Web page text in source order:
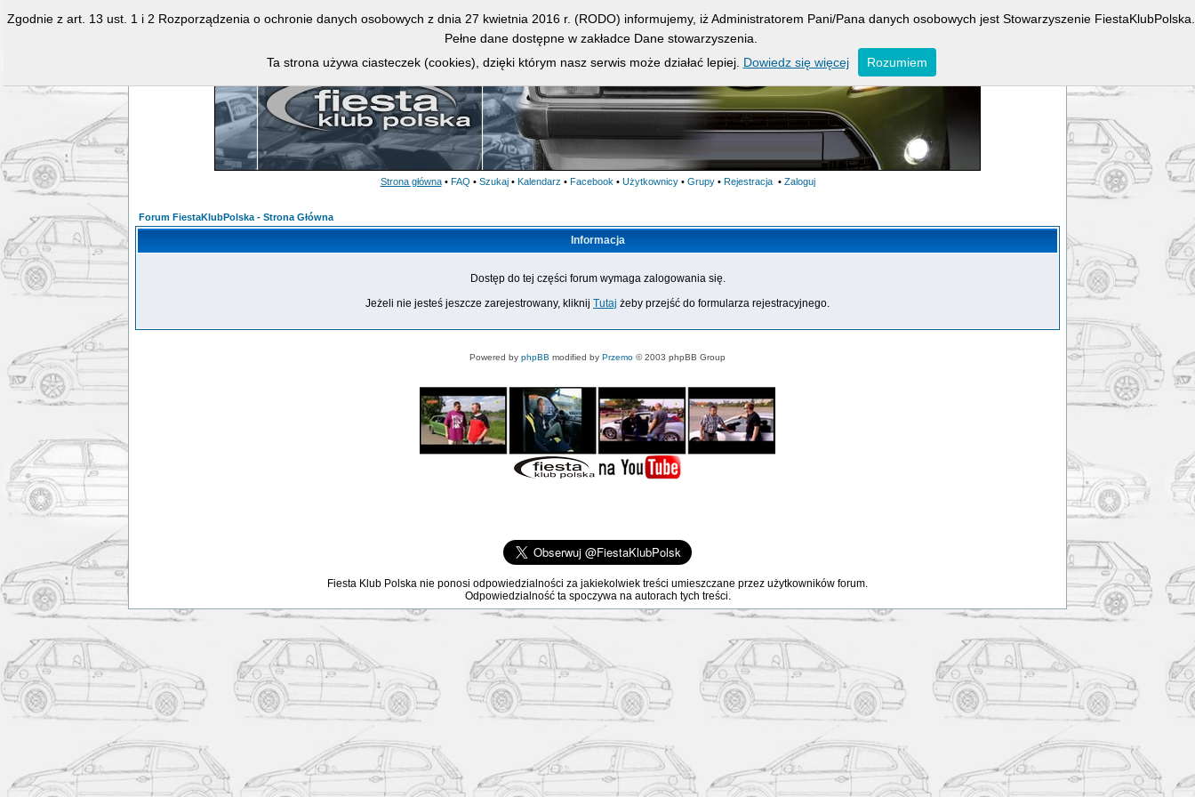
Strona główna • FAQ • Szukaj • Kalendarz • Facebook • Użytkownicy • Grupy • Rejestracja • Zaloguj
Forum FiestaKlubPolska - Strona Główna
Informacja
Dostęp do tej części forum wymaga zalogowania się.
Jeżeli nie jesteś jeszcze zarejestrowany, kliknij Tutaj żeby przejść do formularza rejestracyjnego.
Powered by phpBB modified by Przemo © 2003 phpBB Group
Fiesta Klub Polska nie ponosi odpowiedzialności za jakiekolwiek treści umieszczane przez użytkowników forum.
Odpowiedzialność ta spoczywa na autorach tych treści.
Zgodnie z art. 13 ust. 1 i 2 Rozporządzenia o ochronie danych osobowych z dnia 27 kwietnia 2016 r. (RODO) informujemy, iż Administratorem Pani/Pana danych osobowych jest Stowarzyszenie FiestaKlubPolska.
Pełne dane dostępne w zakładce Dane stowarzyszenia.
Ta strona używa ciasteczek (cookies), dzięki którym nasz serwis może działać lepiej. Dowiedz się więcej Rozumiem